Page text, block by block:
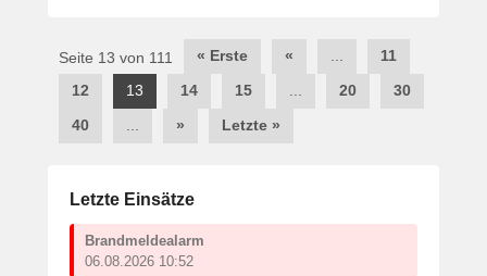
Post
navigation
Seite 13 von 111 « Erste «
11
12
13 14 15 20
30
40
» Letzte »
Letzte Einsätze
Brandmeldealarm
06.08.2026 10:52